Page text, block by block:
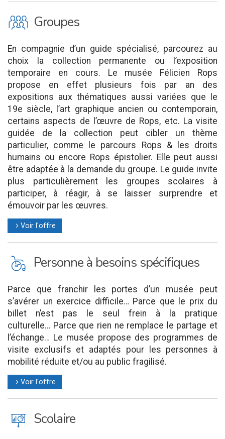
O Groupes
En compagnie d’un guide spécialisé, parcourez au
choix la collection permanente ou l’exposition
temporaire en cours. Le musée Félicien Rops
propose en effet plusieurs fois par an des
expositions aux thématiques aussi variées que le
19e siècle, l’art graphique ancien ou contemporain,
certains aspects de l’œuvre de Rops, etc. La visite
guidée de la collection peut cibler un thème
particulier, comme le parcours Rops & les droits
humains ou encore Rops épistolier. Elle peut aussi
être adaptée à la demande du groupe. Le guide invite
plus particulièrement les groupes scolaires à
participer, à réagir, à se laisser surprendre et
émouvoir par les œuvres.
l Voir l'offre
L Personne à besoins spécifiques
Parce que franchir les portes d’un musée peut
s’avérer un exercice difficile… Parce que le prix du
billet n’est pas le seul frein à la pratique
culturelle… Parce que rien ne remplace le partage et
l’échange… Le musée propose des programmes de
visite exclusifs et adaptés pour les personnes à
mobilité réduite et/ou au public fragilisé.
l Voir l'offre
J Scolaire